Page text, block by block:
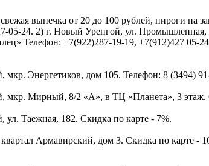
выпечка от 20 до 100 рублей, пироги
05-24. 2) г. Новый Уренгой, ул.
Телефон: +7(922)287-19-19, +7(912)427 05-
Энергетиков, дом 105. Телефон: 8 (3494)
мкр. Мирный, 8/2 «А», в ТЦ «Планета», 3 этаж.
Таежная, 182. Скидка по карте - 7%.
Армавирский, дом 3. Скидка по карте -